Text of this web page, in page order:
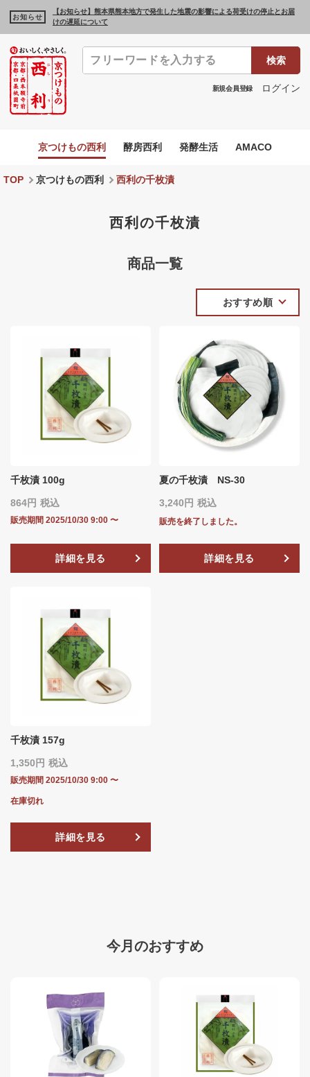
お知らせ
【お知らせ】熊本県熊本地方で発生した地震の影響による荷受けの停止とお届
けの遅延について
検索
新規会員登録 ログイン
京つけもの西利 酵房西利 発酵生活 AMACO
TOP 京つけもの西利 西利の千枚漬
西利の千枚漬
商品一覧
おすすめ順
千枚漬 100g
864 税込
販売期間 2025/10/30 9:00 〜
詳細を見る
夏の千枚漬 NS-30
3,240 税込
販売を終了しました。
詳細を見る
千枚漬 157g
1,350 税込
販売期間 2025/10/30 9:00 〜
在庫切れ
詳細を見る
今月のおすすめ